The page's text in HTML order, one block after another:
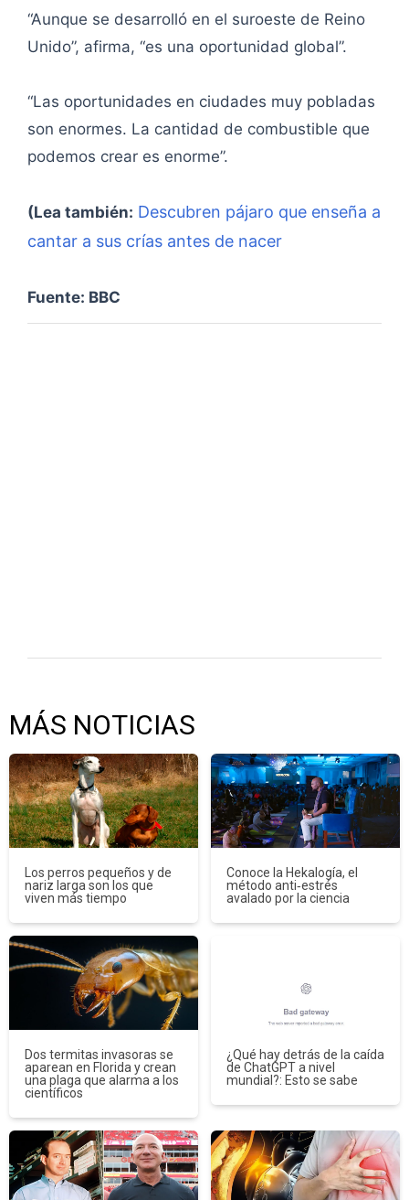
“Aunque se desarrolló en el suroeste de Reino
Unido”, afirma, “es una oportunidad global”.
“Las oportunidades en ciudades muy pobladas
son enormes. La cantidad de combustible que
podemos crear es enorme”.
(Lea también: Descubren pájaro que enseña a
cantar a sus crías antes de nacer
Fuente: BBC
MÁS NOTICIAS
Los perros pequeños y de
nariz larga son los que
viven más tiempo
Conoce la Hekalogía, el
método anti‑estrés
avalado por la ciencia
Dos termitas invasoras se
aparean en Florida y crean
una plaga que alarma a los
científicos
¿Qué hay detrás de la caída
de ChatGPT a nivel
mundial?: Esto se sabe